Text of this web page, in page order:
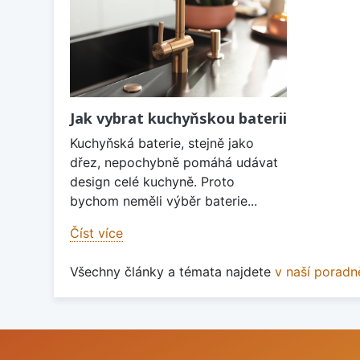
Jak vybrat kuchyňskou baterii
Kuchyňská baterie, stejně jako
dřez, nepochybně pomáhá udávat
design celé kuchyně. Proto
bychom neměli výběr baterie...
Číst více
Všechny články a témata najdete v naší